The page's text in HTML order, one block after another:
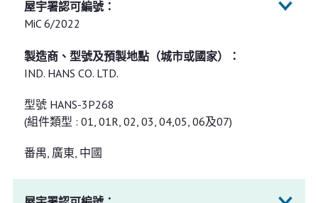
MiC 6/2022
IND. HANS CO. LTD.
型號 HANS-3P268
(組件類型 : 01, 01R, 02, 03, 04,05, 06及07)
番禺, 廣東, 中國